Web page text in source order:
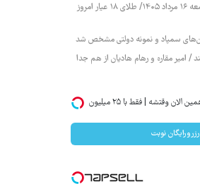
قیمت طلا و سکه جمعه ۱۶ مرداد ۱۴۰۵/ طلای ۱۸ عیار امروز
سمپاد و نمونه دولتی مشخص شد
/ امیر مقاره و رهام هادیان از هم جدا
اگر میخوای ایمپلنت کنی همین الان وقتشه | فقط با ۲۵ میلیون
رزرورایگان نوبت